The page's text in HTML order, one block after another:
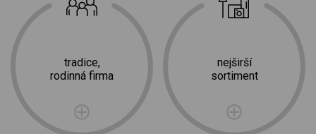
tradice,
rodinná firma
nejširší
sortiment